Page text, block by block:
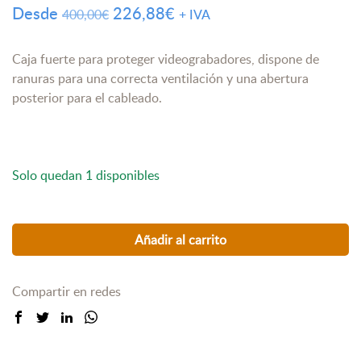
Desde 400,00€ El
original
era:
400,00€.
226,88€ El
actual
es:
+ IVA
Caja fuerte para proteger videograbadores, dispone de
ranuras para una correcta ventilación y una abertura
posterior para el cableado.
Solo quedan 1 disponibles
Añadir al carrito
Compartir en redes